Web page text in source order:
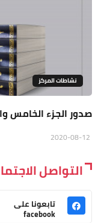
نشاطات المركز
صدور الجزء الخامس
التواصل
تابعونا على
facebook